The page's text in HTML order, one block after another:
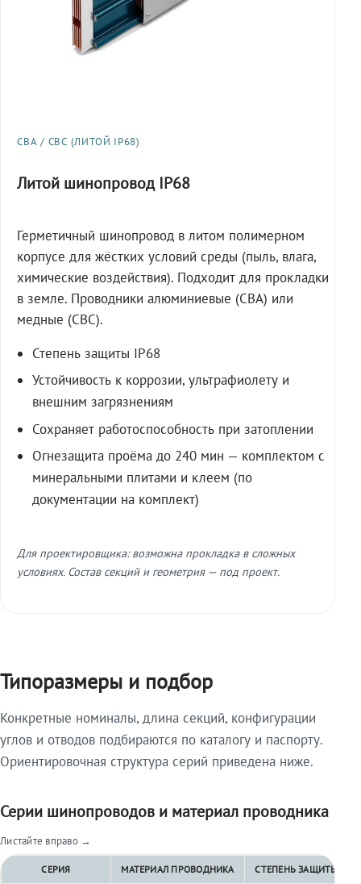
СВА / СВС (ЛИТОЙ IP68)
Литой шинопровод IP68
Герметичный шинопровод в литом полимерном
корпусе для жёстких условий среды (пыль, влага,
химические воздействия). Подходит для прокладки
в земле. Проводники алюминиевые (СВА) или
медные (СВС).
Степень защиты IP68
Устойчивость к коррозии, ультрафиолету и
внешним загрязнениям
Сохраняет работоспособность при затоплении
Огнезащита проёма до 240 мин — комплектом с
минеральными плитами и клеем (по
документации на комплект)
Для проектировщика: возможна прокладка в сложных
условиях. Состав секций и геометрия — под проект.
Типоразмеры и подбор
Конкретные номиналы, длина секций, конфигурации
углов и отводов подбираются по каталогу и паспорту.
Ориентировочная структура серий приведена ниже.
Серии шинопроводов и материал проводника
Листайте вправо →
СЕРИЯ МАТЕРИАЛ ПРОВОДНИКА СТЕПЕНЬ ЗАЩИТЫ